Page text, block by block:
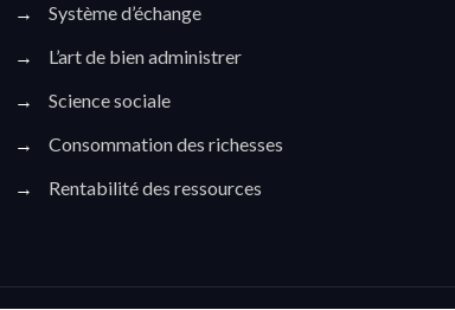
→
Système d’échange
→
L’art de bien administrer
→
Science sociale
→
Consommation des richesses
→
Rentabilité des ressources